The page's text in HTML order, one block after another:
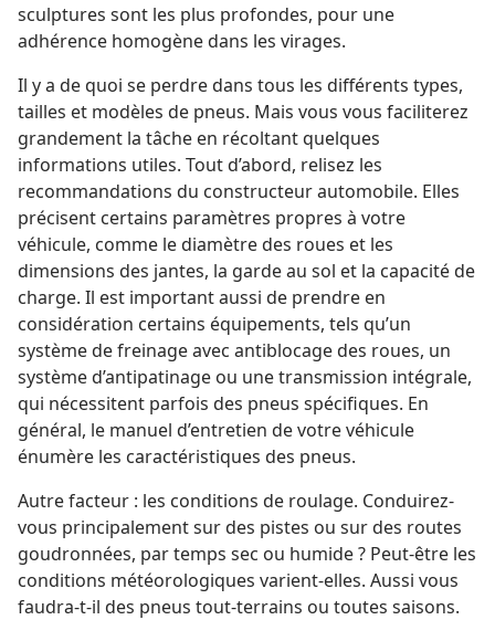
sculptures sont les plus profondes, pour une
adhérence homogène dans les virages.
Il y a de quoi se perdre dans tous les différents types,
tailles et modèles de pneus. Mais vous vous faciliterez
grandement la tâche en récoltant quelques
informations utiles. Tout d’abord, relisez les
recommandations du constructeur automobile. Elles
précisent certains paramètres propres à votre
véhicule, comme le diamètre des roues et les
dimensions des jantes, la garde au sol et la capacité de
charge. Il est important aussi de prendre en
considération certains équipements, tels qu’un
système de freinage avec antiblocage des roues, un
système d’antipatinage ou une transmission intégrale,
qui nécessitent parfois des pneus spécifiques. En
général, le manuel d’entretien de votre véhicule
énumère les caractéristiques des pneus.
Autre facteur : les conditions de roulage. Conduirez-​
vous principalement sur des pistes ou sur des routes
goudronnées, par temps sec ou humide ? Peut-être les
conditions météorologiques varient-​elles. Aussi vous
faudra-​t-​il des pneus tout-terrains ou toutes saisons.